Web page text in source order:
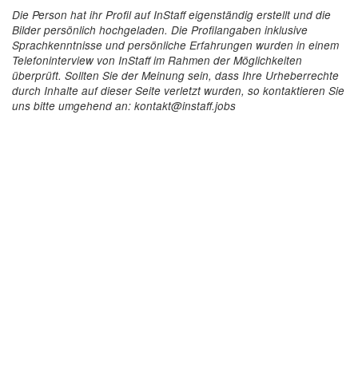
Die Person hat ihr Profil auf InStaff eigenständig erstellt und die
Bilder persönlich hochgeladen. Die Profilangaben inklusive
Sprachkenntnisse und persönliche Erfahrungen wurden in einem
Telefoninterview von InStaff im Rahmen der Möglichkeiten
überprüft. Sollten Sie der Meinung sein, dass Ihre Urheberrechte
durch Inhalte auf dieser Seite verletzt wurden, so kontaktieren Sie
uns bitte umgehend an: kontakt@instaff.jobs